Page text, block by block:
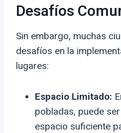
Desafíos
Sin embargo, muchas
desafíos en la
lugares:
Espacio Limitado:
pobladas, puede
espacio suficiente